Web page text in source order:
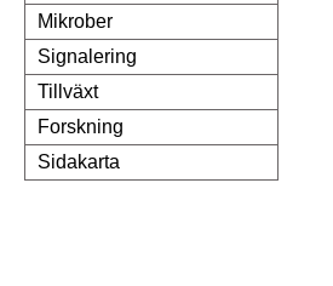
Mikrober
Signalering
Tillväxt
Forskning
Sidakarta